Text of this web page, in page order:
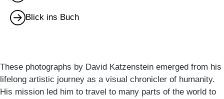
Blick ins Buch
These photographs by David Katzenstein emerged from his
lifelong artistic journey as a visual chronicler of humanity.
His mission led him to travel to many parts of the world to